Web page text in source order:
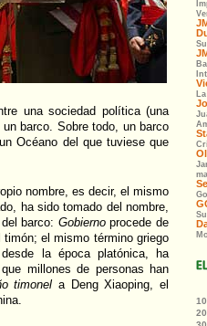
una sociedad política (una
barco. Sobre todo, un barco
Océano del que tuviese que
nombre, es decir, el mismo
ha sido tomado del nombre,
barco: Gobiernoprocede de
el mismo término griego
la época platónica, ha
millones de personas han
timonel a Deng Xiaoping, el